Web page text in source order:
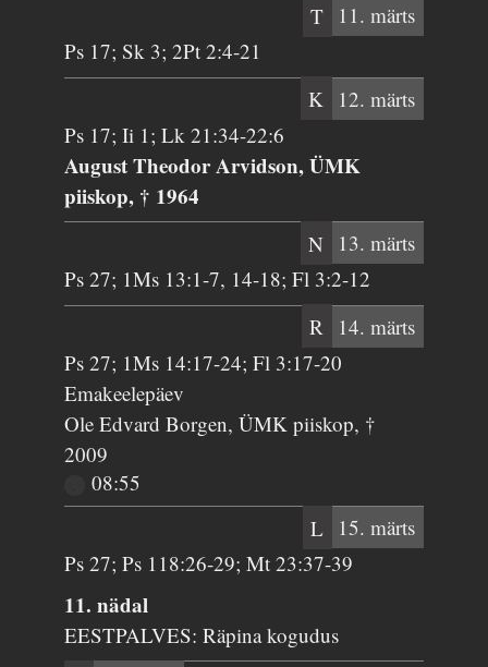
T 11. märts
Ps 17; Sk 3; 2Pt 2:4-21
K
12. märts
Ps 17; Ii 1; Lk 21:34-22:6
August Theodor Arvidson, ÜMK
piiskop, † 1964
N 13. märts
Ps 27; 1Ms 13:1-7, 14-18; Fl 3:2-12
R
14. märts
Ps 27; 1Ms 14:17-24; Fl 3:17-20
Emakeelepäev
Ole Edvard Borgen, ÜMK piiskop, †
2009
08:55
L
15. märts
Ps 27; Ps 118:26-29; Mt 23:37-39
11. nädal
EESTPALVES: Räpina kogudus